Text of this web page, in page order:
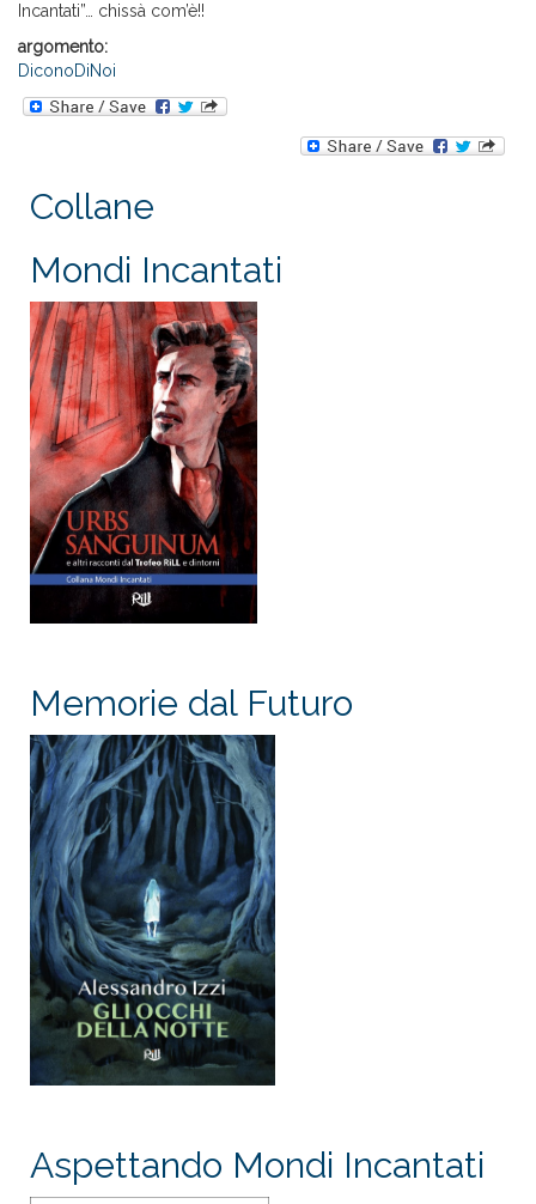
Incantati”… chissà com’è!!
argomento:
DiconoDiNoi
Collane
Mondi Incantati
Memorie dal Futuro
Aspettando Mondi Incantati